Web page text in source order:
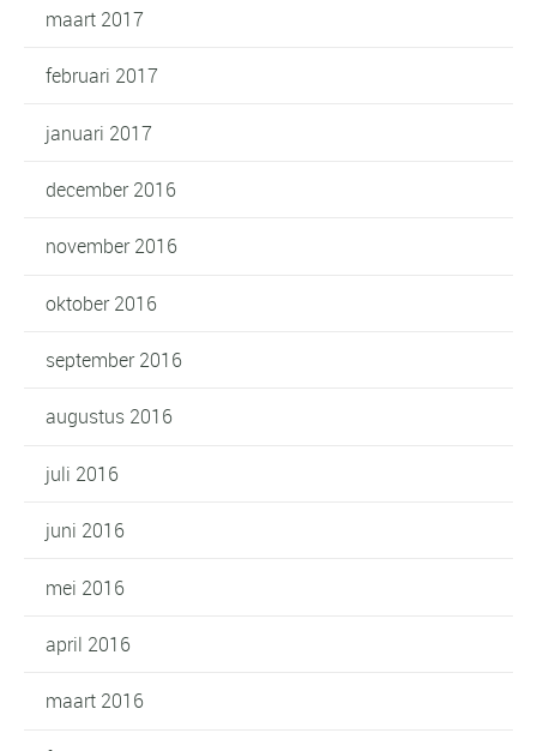
maart 2017
februari 2017
januari 2017
december 2016
november 2016
oktober 2016
september 2016
augustus 2016
juli 2016
juni 2016
mei 2016
april 2016
maart 2016